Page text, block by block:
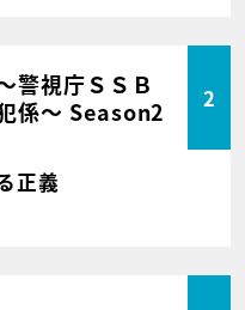
警視庁ＳＳＢ
係～ Season2
2
正義